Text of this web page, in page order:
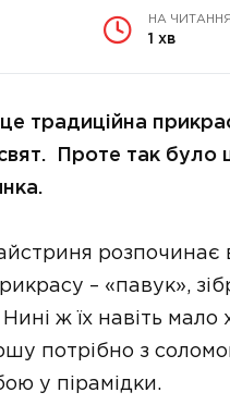
НА ЧИТАННЯ
1 хв
традиційна
Проте так
розпочинає
– «павук»,
ж їх навіть
потрібно з
у пірамідки.